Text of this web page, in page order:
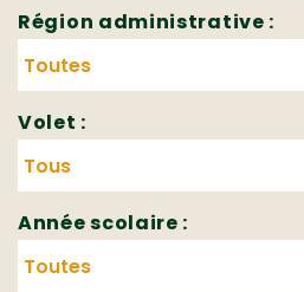
Région administrative :
Volet :
Année scolaire :